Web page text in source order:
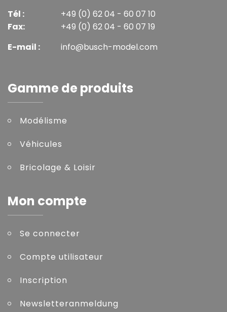
Tél :
Fax:
+49 (0) 62 04 - 60 07 10
+49 (0) 62 04 - 60 07 19
E-mail :
info@busch-model.com
Gamme de produits
Modélisme
Véhicules
Bricolage & Loisir
Mon compte
Se connecter
Compte utilisateur
Inscription
Newsletteranmeldung